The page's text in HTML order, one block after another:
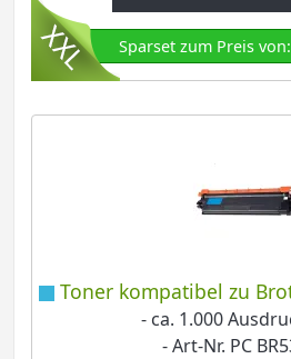
Sparset zum Preis
Toner kompatibel zu
- ca. 1.000
- Art-Nr. PC